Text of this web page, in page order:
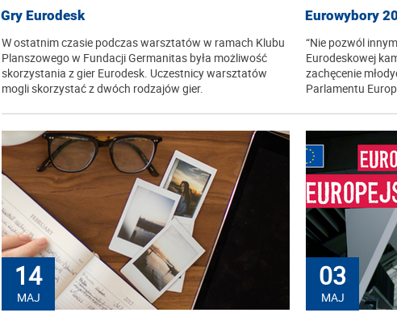
Gry Eurodesk
W ostatnim czasie podczas warsztatów w ramach Klubu
Planszowego w Fundacji Germanitas była możliwość
skorzystania z gier Eurodesk. Uczestnicy warsztatów
mogli skorzystać z dwóch rodzajów gier.
Eurowybory
“Nie pozwól
Eurodeskowej
zachęcenie
Parlamentu
14
MAJ
03
MAJ